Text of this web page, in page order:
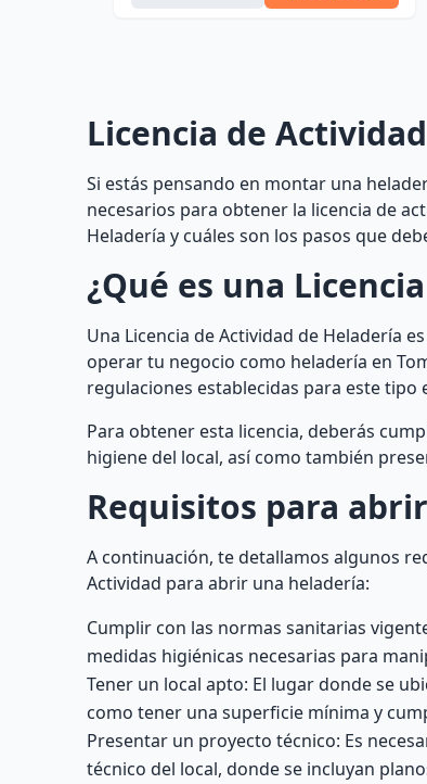
Licencia de
Si estás pensando en montar una
necesarios para obtener la licencia de
Heladería y cuáles son los pasos que
¿Qué es una
Una Licencia de Actividad de Heladería
operar tu negocio como heladería en
regulaciones establecidas para este tipo
Para obtener esta licencia, deberás
higiene del local, así como también
Requisitos para
A continuación, te detallamos algunos
Actividad para abrir una heladería:
Cumplir con las normas sanitarias
medidas higiénicas necesarias para
Tener un local apto: El lugar donde se
como tener una superficie mínima y
Presentar un proyecto técnico: Es
técnico del local, donde se incluyan